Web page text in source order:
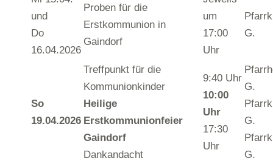
und
Do
16.04.2026
Proben für die
Erstkommunion in
Gaindorf
um
17:00
Uhr
G.
So
19.04.2026
Treffpunkt für die
Kommunionkinder
Heilige
Erstkommunionfeier
Gaindorf
Dankandacht
9:40 Uhr
10:00
Uhr
17:30
Uhr
G.
G.
G.